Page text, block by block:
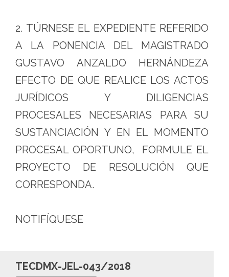
2. TÚRNESE EL EXPEDIENTE REFERIDO
A LA PONENCIA DEL MAGISTRADO
GUSTAVO ANZALDO HERNÁNDEZA
EFECTO DE QUE REALICE LOS ACTOS
JURÍDICOS Y DILIGENCIAS
PROCESALES NECESARIAS PARA SU
SUSTANCIACIÓN Y EN EL MOMENTO
PROCESAL OPORTUNO, FORMULE EL
PROYECTO DE RESOLUCIÓN QUE
CORRESPONDA.
NOTIFÍQUESE
TECDMX-JEL-043/2018